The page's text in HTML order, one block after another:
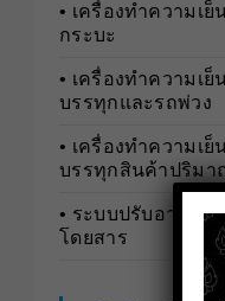
• เครื่องทำความเ
กระบะ
• เครื่องทำความเ
บรรทุกและรถพ่วง
• เครื่องทำความเ
บรรทุกสินค้าปริมา
• ระบบปรับอากาศ
โดยสาร